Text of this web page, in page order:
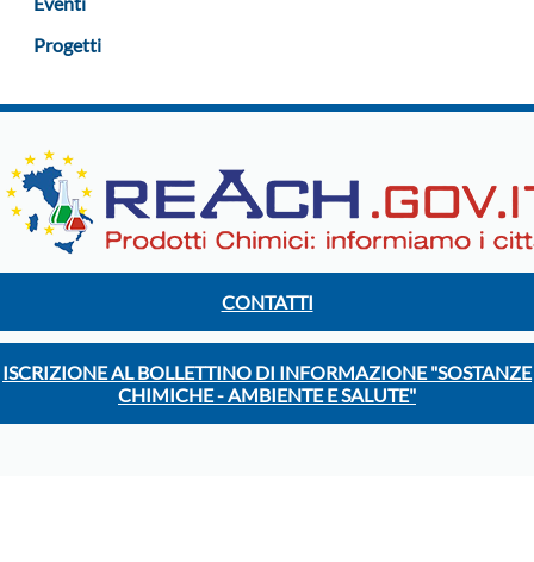
Progetti
CONTATTI
ISCRIZIONE AL BOLLETTINO DI INFORMAZIONE "SOSTANZE
CHIMICHE - AMBIENTE E SALUTE"